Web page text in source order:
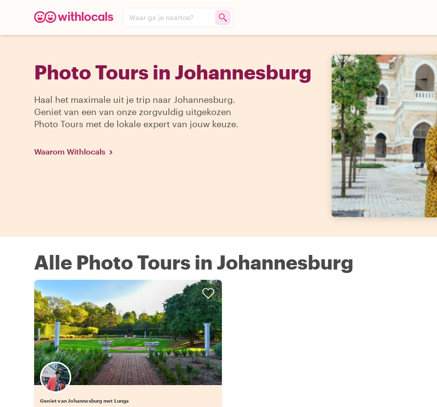
Waar ga je naartoe?
Photo Tours in Johannesburg
Haal het maximale uit je trip naar Johannesburg.
Geniet van een van onze zorgvuldig uitgekozen
Photo Tours met de lokale expert van jouw keuze.
Waarom Withlocals
Alle Photo Tours in Johannesburg
Geniet van Johannesburg met Lunga